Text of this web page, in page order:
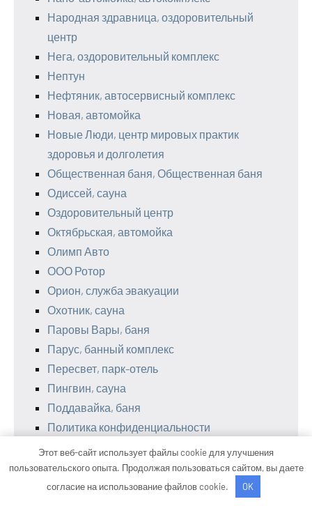
Народная здравница, оздоровительный
центр
Нега, оздоровительный комплекс
Нептун
Нефтяник, автосервисный комплекс
Новая, автомойка
Новые Люди, центр мировых практик
здоровья и долголетия
Общественная баня, Общественная баня
Одиссей, сауна
Оздоровительный центр
Октябрьская, автомойка
Олимп Авто
ООО Ротор
Орион, служба эвакуации
Охотник, сауна
Паровы Вары, баня
Парус, банный комплекс
Пересвет, парк-отель
Пингвин, сауна
Поддавайка, баня
Политика конфиденциальности
Политотдел, база отдыха
Поморская усадьба Боры-3, база отдыха
Посуда центр
Этот веб-сайт использует файлы cookie для улучшения
пользовательского опыта. Продолжая пользоваться сайтом, вы даете
согласие на использование файлов cookie.
OK